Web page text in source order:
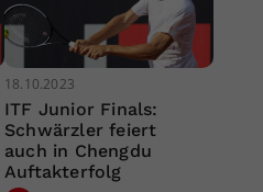
18.10.2023
ITF Junior Finals:
Schwärzler feiert
auch in Chengdu
Auftakterfolg